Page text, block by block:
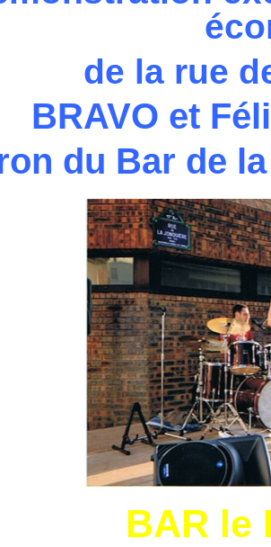
de la rue
BRAVO et
du Bar de
BAR le